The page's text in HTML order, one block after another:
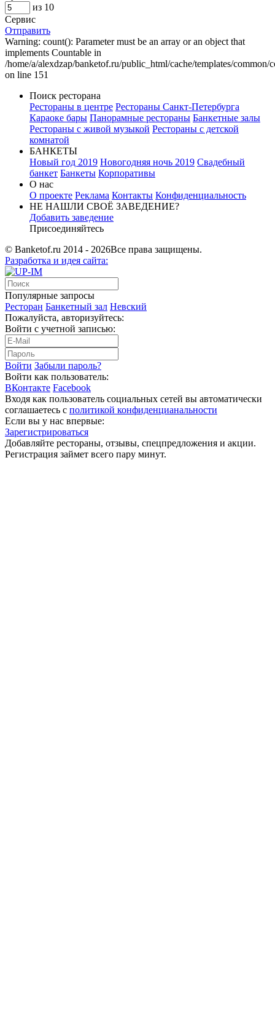
из 10
Сервис
Отправить
Warning: count(): Parameter must be an array or an object that
implements Countable in
/home/a/alexdzap/banketof.ru/public_html/cache/templates/
on line 151
Поиск ресторана
Рестораны в центре Рестораны Санкт-Петербурга
Караоке бары Панорамные рестораны Банкетные залы
Рестораны с живой музыкой Рестораны с детской
комнатой
БАНКЕТЫ
Новый год 2019 Новогодняя ночь 2019 Свадебный
банкет Банкеты Корпоративы
О нас
О проекте Реклама Контакты Конфиденциальность
НЕ НАШЛИ СВОЁ ЗАВЕДЕНИЕ?
Добавить заведение
Присоединяйтесь
© Banketof.ru 2014 - 2026Все права защищены.
Разработка и идея сайта:
Популярные запросы
Ресторан Банкетный зал Невский
Пожалуйста, авторизуйтесь:
Войти с учетной записью:
Войти Забыли пароль?
Войти как пользователь:
ВКонтакте Facebook
Входя как пользователь социальных сетей вы автоматически
соглашаетесь с политикой конфиденцианальности
Если вы у нас впервые:
Зарегистрироваться
Добавляйте рестораны, отзывы, спецпредложения и акции.
Регистрация займет всего пару минут.